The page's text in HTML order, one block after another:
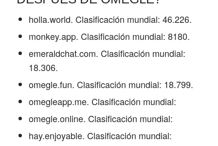
holla.world. Clasificación mundial: 46.226.
monkey.app. Clasificación mundial: 8180.
emeraldchat.com. Clasificación mundial:
18.306.
omegle.fun. Clasificación mundial: 18.799.
omegleapp.me. Clasificación mundial:
omegle.online. Clasificación mundial:
hay.enjoyable. Clasificación mundial: